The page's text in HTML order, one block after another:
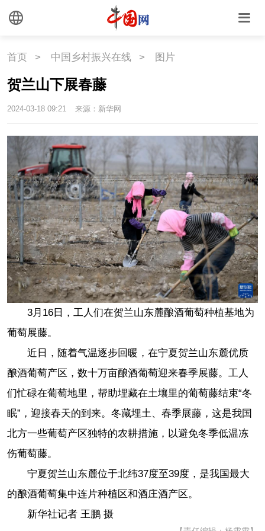
海洋
联盟 心理 老年
首页 > 中国乡村振兴在线 > 图片
贺兰山下展春藤
2024-03-18 09:21 来源：新华网
3月16日，工人们在贺兰山东麓酿酒葡萄种植基地为
葡萄展藤。
近日，随着气温逐步回暖，在宁夏贺兰山东麓优质
酿酒葡萄产区，数十万亩酿酒葡萄迎来春季展藤。工人
们忙碌在葡萄地里，帮助埋藏在土壤里的葡萄藤结束“冬
眠”，迎接春天的到来。冬藏埋土、春季展藤，这是我国
北方一些葡萄产区独特的农耕措施，以避免冬季低温冻
伤葡萄藤。
宁夏贺兰山东麓位于北纬37度至39度，是我国最大
的酿酒葡萄集中连片种植区和酒庄酒产区。
新华社记者 王鹏 摄